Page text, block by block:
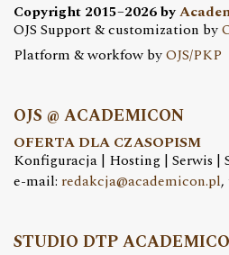
Copyright 2015–2026 by
OJS Support & customization by
Platform & workfow byOJS/PKP
OJS @ ACADEMICON
OFERTA DLA CZASOPISM
Konfiguracja | Hosting | Serwis |
e-mail: redakcja@academicon.pl,
STUDIO DTP